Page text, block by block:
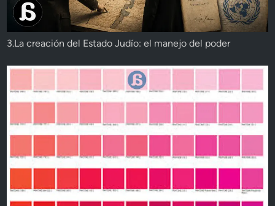
3.La creación del Estado Judío: el manejo del poder